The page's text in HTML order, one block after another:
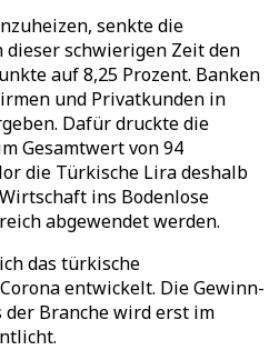
senkte die
schwierigen Zeit den
auf 8,25 Prozent. Banken
und Privatkunden in
Dafür druckte die
Gesamtwert von 94
die Türkische Lira deshalb
ins Bodenlose
abgewendet werden.
das türkische
entwickelt. Die Gewinn-
Branche wird erst im